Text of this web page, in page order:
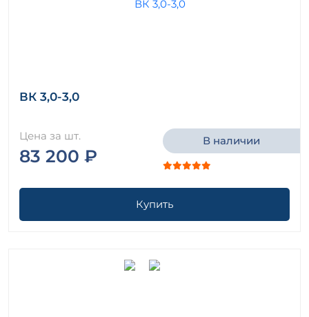
ВК 3,0-3,0
Цена за шт.
83 200 ₽
В наличии
Купить